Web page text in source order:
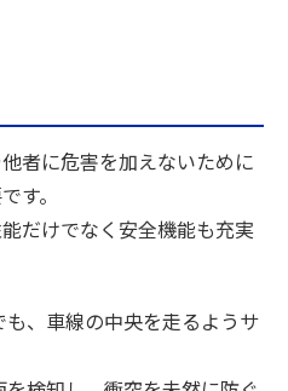
者に危害を加えないために
す。
だけでなく安全機能も充実
、車線の中央を走るようサ